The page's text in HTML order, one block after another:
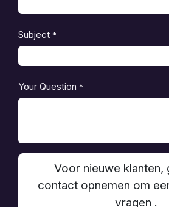
Subject *
Your Question *
Voor nieuwe klanten,
contact opnemen om
vragen .